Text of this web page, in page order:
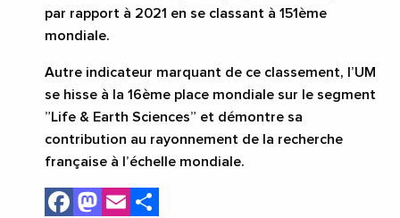
par rapport à 2021 en se classant à 151ème
mondiale.
Autre indicateur marquant de ce classement, l’UM
se hisse à la 16ème place mondiale sur le segment
”Life & Earth Sciences” et démontre sa
contribution au rayonnement de la recherche
française à l’échelle mondiale.
Facebook
Mastodon
Email